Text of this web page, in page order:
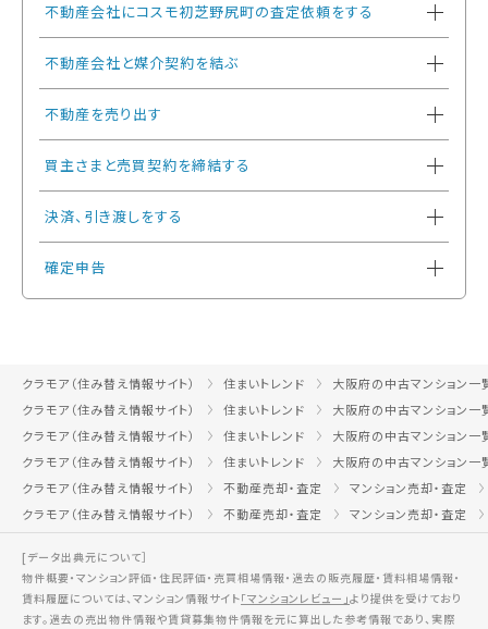
不動産会社にコスモ初芝野尻町の査定依頼をする
不動産会社と媒介契約を結ぶ
不動産を売り出す
買主さまと売買契約を締結する
決済、引き渡しをする
確定申告
クラモア（住み替え情報サイト） 住まいトレンド
大阪府の中古マンション一
クラモア（住み替え情報サイト）
住まいトレンド
大阪府の中古マンション一
クラモア（住み替え情報サイト）
住まいトレンド
大阪府の中古マンション一
クラモア（住み替え情報サイト）
住まいトレンド
大阪府の中古マンション一
クラモア（住み替え情報サイト）
不動産売却・査定
マンション売却・査定
クラモア（住み替え情報サイト）
不動産売却・査定 マンション売却・査定
[データ出典元について］
物件概要・マンション評価・住民評価・売買相場情報・過去の販売履歴・賃料相場情報・
賃料履歴については、マンション情報サイト「マンションレビュー」より提供を受けており
ます。過去の売出物件情報や賃貸募集物件情報を元に算出した参考情報であり、実際